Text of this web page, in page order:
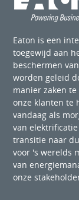
Eaton is een
toegewijd aan
beschermen
worden geleid
manier zaken
onze klanten te
vandaag als
van
transitie naar
voor 's werelds
van
onze